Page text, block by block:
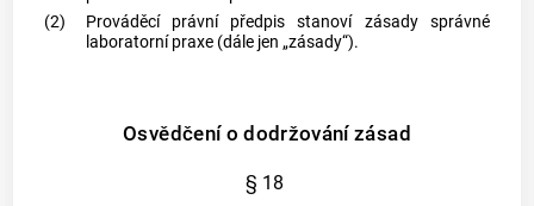
(2)
Prováděcí právní předpis stanoví zásady správné
laboratorní praxe(dále jen „zásady“).
Osvědčení o dodržování zásad
§ 18